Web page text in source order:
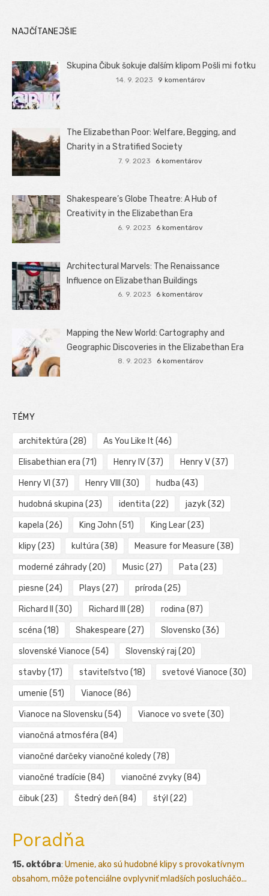
NAJČÍTANEJŠIE
Skupina Čibuk šokuje ďalším klipom Pošli mi fotku
14. 9. 2023 9 komentárov
The Elizabethan Poor: Welfare, Begging, and
Charity in a Stratified Society
7. 9. 2023 6 komentárov
Shakespeare’s Globe Theatre: A Hub of
Creativity in the Elizabethan Era
6. 9. 2023 6 komentárov
Architectural Marvels: The Renaissance
Influence on Elizabethan Buildings
6. 9. 2023 6 komentárov
Mapping the New World: Cartography and
Geographic Discoveries in the Elizabethan Era
8. 9. 2023 6 komentárov
TÉMY
architektúra (28) As You Like It (46)
Elisabethian era (71) Henry IV(37) Henry V(37)
Henry VI (37) Henry VIII (30) hudba (43)
hudobná skupina (23) identita (22) jazyk(32)
kapela (26) King John (51) King Lear(23)
klipy(23) kultúra (38) Measure for Measure (38)
moderné záhrady(20) Music (27) Pata (23)
piesne (24) Plays (27) príroda (25)
Richard II (30) Richard III (28) rodina (87)
scéna (18) Shakespeare (27) Slovensko (36)
slovenské Vianoce (54) Slovenský raj (20)
stavby(17) staviteľstvo (18) svetové Vianoce (30)
umenie (51) Vianoce (86)
Vianoce na Slovensku (54) Vianoce vo svete (30)
vianočná atmosféra (84)
vianočné darčeky vianočné koledy(78)
vianočné tradície (84) vianočné zvyky(84)
čibuk(23) Štedrý deň(84) štýl (22)
Poradňa
15. októbra: Umenie, ako sú hudobné klipy s provokatívnym
obsahom, môže potenciálne ovplyvniť mladších poslucháčo...